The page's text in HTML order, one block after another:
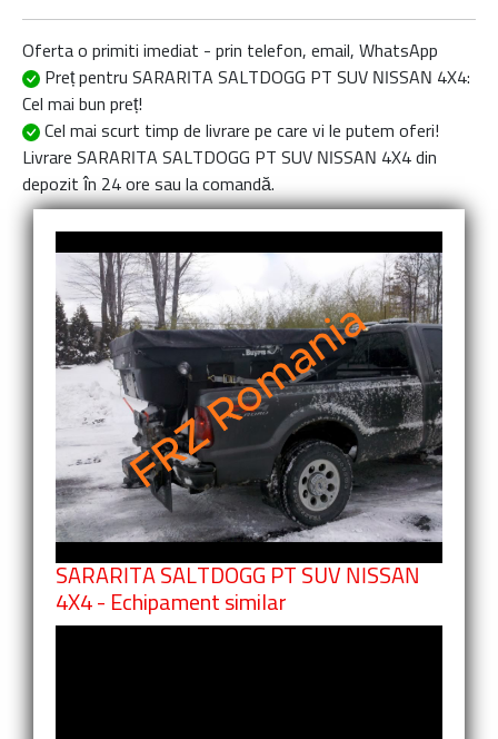
Oferta o primiti imediat - prin telefon, email, WhatsApp
Preț pentru SARARITA SALTDOGG PT SUV NISSAN 4X4:
Cel mai bun preț!
Cel mai scurt timp de livrare pe care vi le putem oferi!
Livrare SARARITA SALTDOGG PT SUV NISSAN 4X4 din
depozit în 24 ore sau la comandă.
SARARITA SALTDOGG PT SUV NISSAN
4X4 - Echipament similar